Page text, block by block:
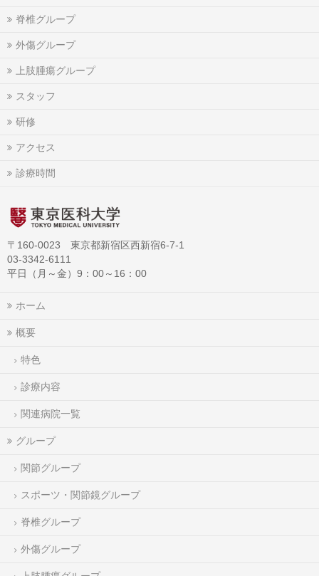
脊椎グループ
外傷グループ
上肢腫瘍グループ
スタッフ
研修
アクセス
診療時間
〒160-0023 東京都新宿区西新宿6-7-1
03-3342-6111
平日（月～金）9：00～16：00
ホーム
概要
特色
診療内容
関連病院一覧
グループ
関節グループ
スポーツ・関節鏡グループ
脊椎グループ
外傷グループ